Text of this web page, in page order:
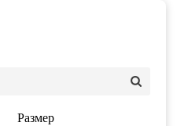
Размер